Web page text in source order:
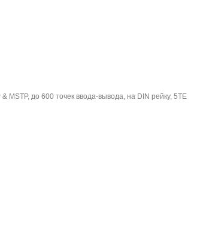
MSTP, до 600 точек ввода-вывода, на DIN рейку, 5TE